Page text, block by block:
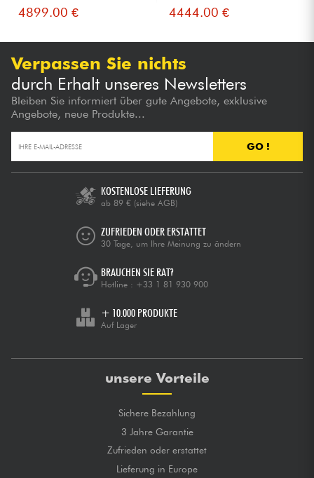
4899.00 € 4444.00 €
Verpassen Sie nichts
durch Erhalt unseres Newsletters
Bleiben Sie informiert über gute Angebote, exklusive
Angebote, neue Produkte...
GO !
KOSTENLOSE LIEFERUNG
ab 89 € (siehe AGB)
ZUFRIEDEN ODER ERSTATTET
30 Tage, um Ihre Meinung zu ändern
BRAUCHEN SIE RAT?
Hotline : +33 1 81 930 900
+ 10.000 PRODUKTE
Auf Lager
unsere Vorteile
Sichere Bezahlung
3 Jahre Garantie
Zufrieden oder erstattet
Lieferung in Europe